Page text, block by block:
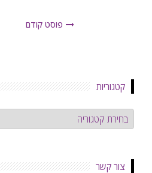
פוסט קודם
קטגוריות
קטגוריות
צור קשר